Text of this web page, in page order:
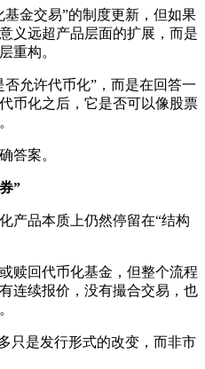
金交易”的制度更新，但如果
义远超产品层面的扩展，而是
重构。
允许代币化”，而是在回答一
币化之后，它是否可以像股票
答案。
”
产品本质上仍然停留在“结构
赎回代币化基金，但整个流程
连续报价，没有撮合交易，也
只是发行形式的改变，而非市